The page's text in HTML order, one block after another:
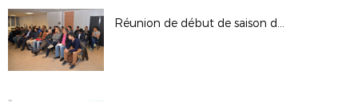
Réunion de début de saison des Arbitres Futsal